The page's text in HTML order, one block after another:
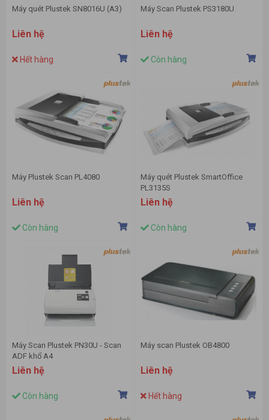
Máy quét Plustek SN8016U (A3)
Liên hệ
Hết hàng
Máy Scan Plustek PS3180U
Liên hệ
Còn hàng
Máy Plustek Scan PL4080
Liên hệ
Còn hàng
Máy quét Plustek SmartOffice
PL3135S
Liên hệ
Còn hàng
Máy Scan Plustek PN30U - Scan
ADF khổ A4
Liên hệ
Còn hàng
Máy scan Plustek OB4800
Liên hệ
Hết hàng